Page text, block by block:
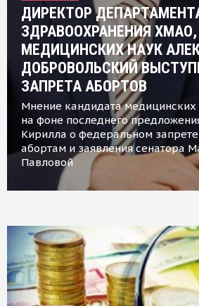
ДИРЕКТОР
ЗДРАВООХРАНЕНИЯ
МЕДИЦИНСКИХ НАУК
ДОБРОВОЛЬСКИЙ
ЗАПРЕТА АБОРТОВ
Мнение кандидата медицинских
на фоне последнего
Кирилла о федеральном
абортам и заявления сенатора
Павловой